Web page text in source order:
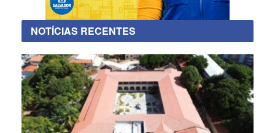
NOTÍCIAS RECENTES